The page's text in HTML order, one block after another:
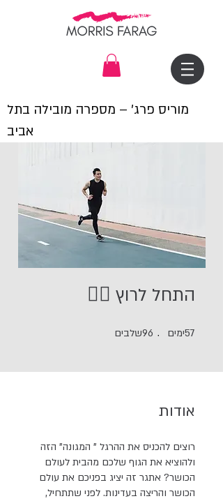
מוריס פרג׳ – מספרה מובילה בתל
אביב
התחל לרוץ 🏃‍♀️
57ימים 96שלבים
אודות
רוצים להכניס את ההרגל " המגונה" הזה
ולהוציא את הגוף שלכם מהבית לעולם
הכושר? אתגר זה יציג בפניכם את עולם
הכושר והריצה בעדינות. לפני שתתחיל,